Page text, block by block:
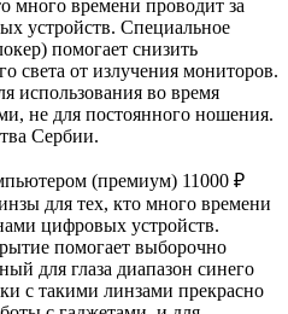
много времени проводит за
устройств. Специальное
помогает снизить
света от излучения мониторов.
использования во время
не для постоянного ношения.
Сербии.
(премиум) 11000 ₽
для тех, кто много времени
цифровых устройств.
помогает выборочно
для глаза диапазон синего
с такими линзами прекрасно